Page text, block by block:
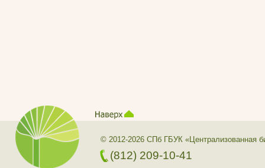
© 2012-2026 СПб ГБУК «Централизованная
(812) 209-10-41